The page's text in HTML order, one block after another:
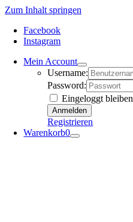
Zum Inhalt springen
Facebook
Instagram
Mein Account
Username:
Password:
Eingeloggt bleiben
Registrieren
Warenkorb0